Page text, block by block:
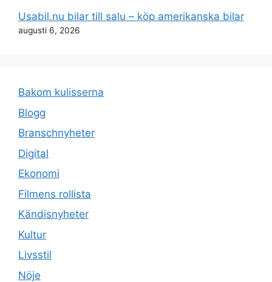
Usabil.nu bilar till salu – köp amerikanska bilar
augusti 6, 2026
Bakom kulisserna
Blogg
Branschnyheter
Digital
Ekonomi
Filmens rollista
Kändisnyheter
Kultur
Livsstil
Nöje